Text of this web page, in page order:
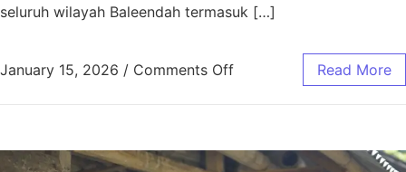
seluruh wilayah Baleendah termasuk […]
January 15, 2026 / Comments Off Read More